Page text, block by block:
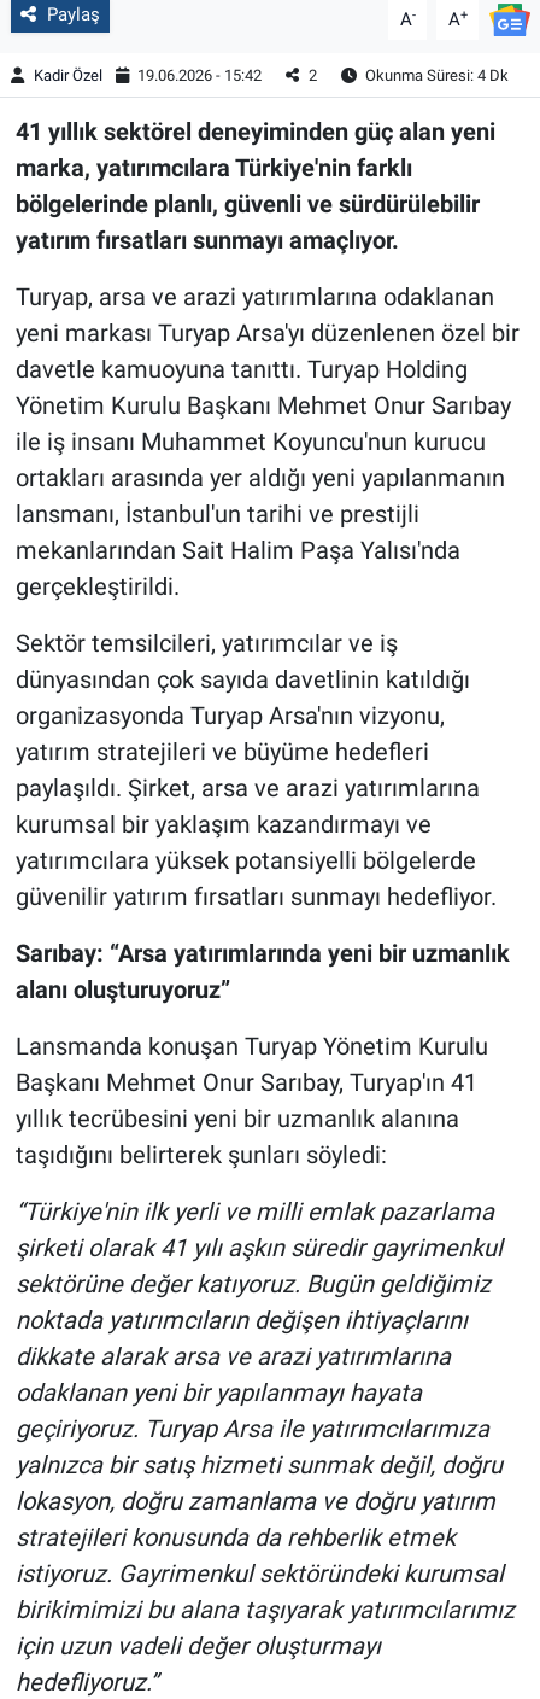
Paylaş A- A+
Kadir Özel 19.06.2026 - 15:42 2 Okunma Süresi: 4 Dk
41 yıllık sektörel deneyiminden güç alan yeni
marka, yatırımcılara Türkiye'nin farklı
bölgelerinde planlı, güvenli ve sürdürülebilir
yatırım fırsatları sunmayı amaçlıyor.
Turyap, arsa ve arazi yatırımlarına odaklanan
yeni markası Turyap Arsa'yı düzenlenen özel bir
davetle kamuoyuna tanıttı. Turyap Holding
Yönetim Kurulu Başkanı Mehmet Onur Sarıbay
ile iş insanı Muhammet Koyuncu'nun kurucu
ortakları arasında yer aldığı yeni yapılanmanın
lansmanı, İstanbul'un tarihi ve prestijli
mekanlarından Sait Halim Paşa Yalısı'nda
gerçekleştirildi.
Sektör temsilcileri, yatırımcılar ve iş
dünyasından çok sayıda davetlinin katıldığı
organizasyonda Turyap Arsa'nın vizyonu,
yatırım stratejileri ve büyüme hedefleri
paylaşıldı. Şirket, arsa ve arazi yatırımlarına
kurumsal bir yaklaşım kazandırmayı ve
yatırımcılara yüksek potansiyelli bölgelerde
güvenilir yatırım fırsatları sunmayı hedefliyor.
Sarıbay: “Arsa yatırımlarında yeni bir uzmanlık
alanı oluşturuyoruz”
Lansmanda konuşan Turyap Yönetim Kurulu
Başkanı Mehmet Onur Sarıbay, Turyap'ın 41
yıllık tecrübesini yeni bir uzmanlık alanına
taşıdığını belirterek şunları söyledi:
“Türkiye'nin ilk yerli ve milli emlak pazarlama
şirketi olarak 41 yılı aşkın süredir gayrimenkul
sektörüne değer katıyoruz. Bugün geldiğimiz
noktada yatırımcıların değişen ihtiyaçlarını
dikkate alarak arsa ve arazi yatırımlarına
odaklanan yeni bir yapılanmayı hayata
geçiriyoruz. Turyap Arsa ile yatırımcılarımıza
yalnızca bir satış hizmeti sunmak değil, doğru
lokasyon, doğru zamanlama ve doğru yatırım
stratejileri konusunda da rehberlik etmek
istiyoruz. Gayrimenkul sektöründeki kurumsal
birikimimizi bu alana taşıyarak yatırımcılarımız
için uzun vadeli değer oluşturmayı
hedefliyoruz.”